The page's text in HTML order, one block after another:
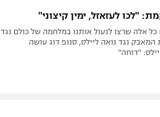
"לכו לעזאזל, ימין קיצוני"
כל אלה שרצו לנעול אותנו במלחמה של כולם נגד
המאבק נגד נואה ליילס, סנופ דוג עושה
"דוחה"